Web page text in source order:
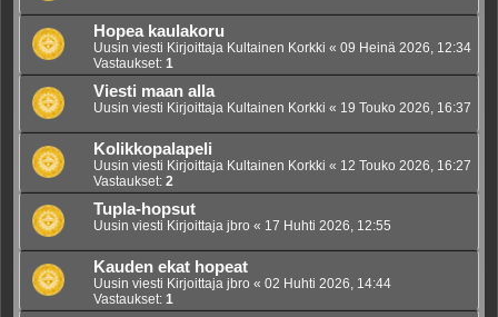
Hopea kaulakoru
Uusin viesti Kirjoittaja Kultainen Korkki « 09 Heinä 2026, 12:34
Vastaukset: 1
Viesti maan alla
Uusin viesti Kirjoittaja Kultainen Korkki « 19 Touko 2026, 16:37
Kolikkopalapeli
Uusin viesti Kirjoittaja Kultainen Korkki « 12 Touko 2026, 16:27
Vastaukset: 2
Tupla-hopsut
Uusin viesti Kirjoittaja jbro « 17 Huhti 2026, 12:55
Kauden ekat hopeat
Uusin viesti Kirjoittaja jbro « 02 Huhti 2026, 14:44
Vastaukset: 1